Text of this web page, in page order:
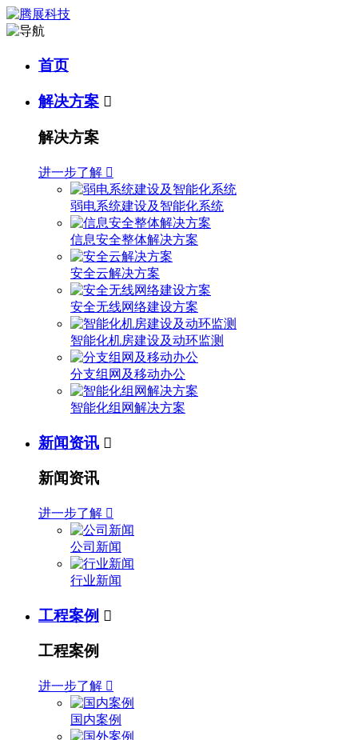
首页
解决方案 
解决方案
进一步了解 
弱电系统建设及智能化系统
信息安全整体解决方案
安全云解决方案
安全无线网络建设方案
智能化机房建设及动环监测
分支组网及移动办公
智能化组网解决方案
新闻资讯 
新闻资讯
进一步了解 
公司新闻
行业新闻
工程案例 
工程案例
进一步了解 
国内案例